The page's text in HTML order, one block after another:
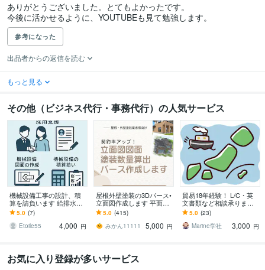
ありがとうございました。とてもよかったです。
今後に活かせるように、YOUTUBEも見て勉強します。
参考になった
出品者からの返信を読む
もっと見る
その他（ビジネス代行・事務代行）の人気サービス
機械設備工事の設計、積
算を請負います 給排水、
空調設備の設計や積算業
務を請負います
5.0 (7)
Etoile55
4,000 円
屋根外壁塗装の3Dパース•
立面図作成します 平面図
から！パース作成、建築
数量算出！6点セット
5.0 (415)
みかん11111
5,000 円
貿易18年経験！ L/C・英
文書類など相談承ります
～初めてでも安心、輸出
現場で培った知識で全般
サポート～
5.0 (23)
Marine学社
3,000 円
お気に入り登録が多いサービス